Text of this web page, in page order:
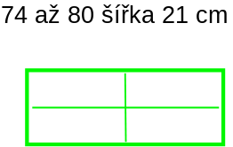
74 až 80 šířka 21 cm